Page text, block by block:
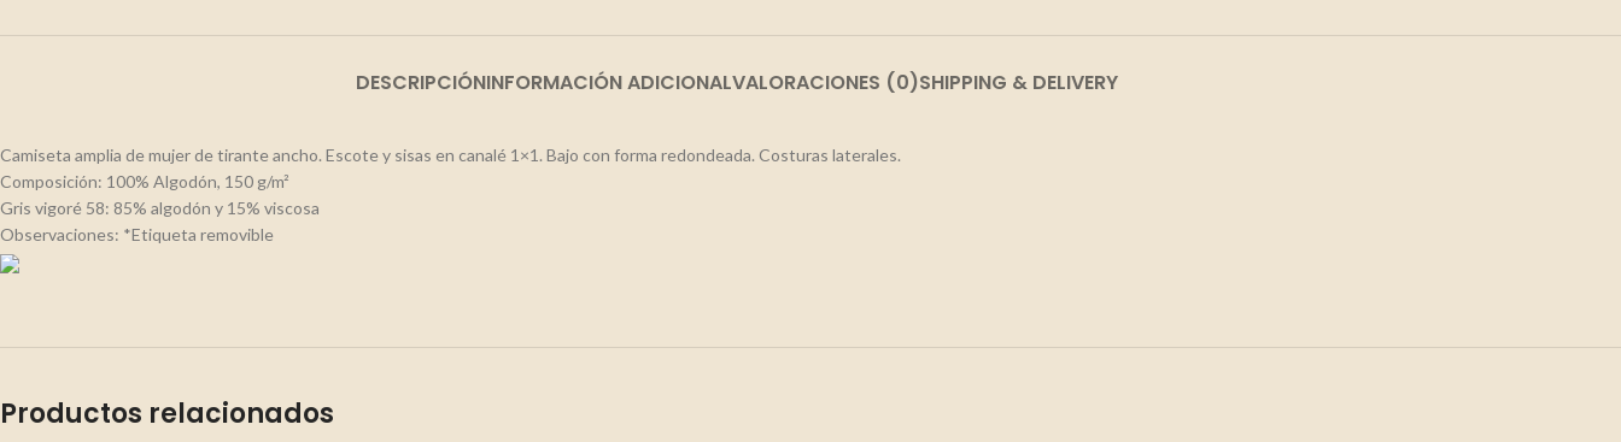
DESCRIPCIÓNINFORMACIÓN ADICIONALVALORACIONES (0)SHIPPING & DELIVERY
Camiseta amplia de mujer de tirante ancho. Escote y sisas en canalé 1×1. Bajo con forma redondeada. Costuras laterales.
Composición: 100% Algodón, 150 g/m²
Gris vigoré 58: 85% algodón y 15% viscosa
Observaciones: *Etiqueta removible
Productos relacionados